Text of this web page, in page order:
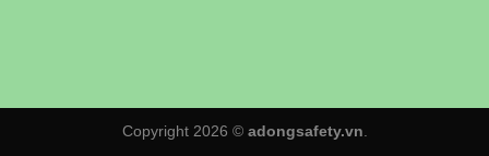
Copyright 2026 © adongsafety.vn